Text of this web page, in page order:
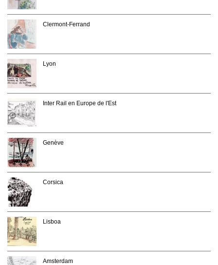
Clermont-Ferrand
Lyon
Inter Rail en Europe de l'Est
Genève
Corsica
Lisboa
Amsterdam